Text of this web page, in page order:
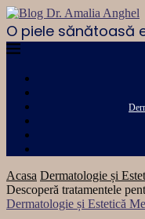
O piele sănătoasă
Acasa Dermatologie și
Descoperă tratamentele
Dermatologie și Estetică